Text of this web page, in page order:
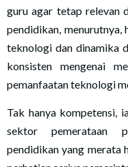
guru agar tetap relevan
pendidikan,
teknologi dan dinamika
konsisten mengenai
pemanfaatan teknologi
Tak hanya kompetensi,
sektor pemerataan
pendidikan yang merata